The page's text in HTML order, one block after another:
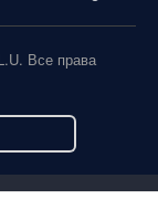
Все права